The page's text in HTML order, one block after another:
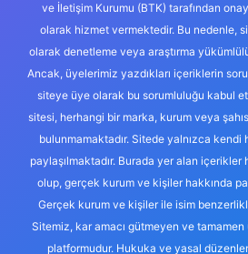
ve İletişim Kurumu (BTK) tarafından
olarak hizmet vermektedir. Bu nedenle,
olarak denetleme veya araştırma
Ancak, üyelerimiz yazdıkları içeriklerin
siteye üye olarak bu sorumluluğu kabul
sitesi, herhangi bir marka, kurum veya
bulunmamaktadır. Sitede yalnızca kendi
paylaşılmaktadır. Burada yer alan içerikler
olup, gerçek kurum ve kişiler hakkında
Gerçek kurum ve kişiler ile isim
Sitemiz, kar amacı gütmeyen ve
platformudur. Hukuka ve yasal